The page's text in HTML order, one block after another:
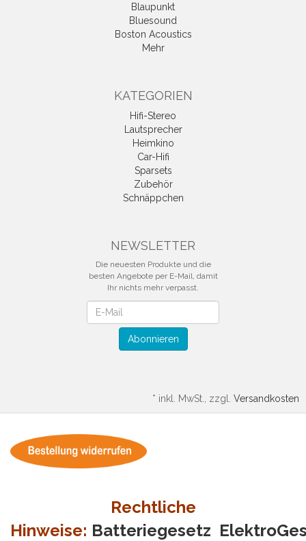
Blaupunkt
Bluesound
Boston Acoustics
Mehr
KATEGORIEN
Hifi-Stereo
Lautsprecher
Heimkino
Car-Hifi
Sparsets
Zubehör
Schnäppchen
NEWSLETTER
Die neuesten Produkte und die
besten Angebote per E-Mail, damit
Ihr nichts mehr verpasst.
Abonnieren
* inkl. MwSt., zzgl. Versandkosten
Rechtliche
Hinweise: Batteriegesetz